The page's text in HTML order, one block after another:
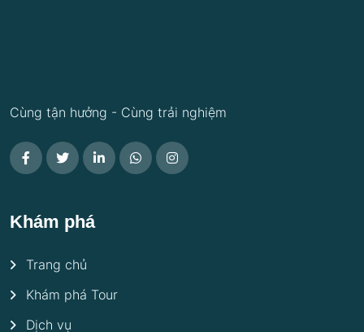
Cùng tận hưởng - Cùng trải nghiệm
Khám phá
Trang chủ
Khám phá Tour
Dịch vụ